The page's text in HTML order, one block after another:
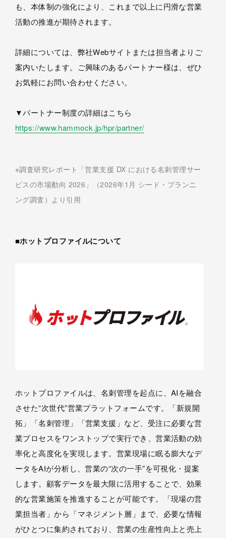
も、本体制の強化により、これまで以上に円滑な営業
活動の推進が期待されます。
詳細については、弊社Webサイトまたは担当者よりご
案内いたします。ご興味のあるパートナー様は、ぜひ
お気軽にお問い合わせください。
▼パートナー制度の詳細はこちら
https://www.hammock.jp/hpr/partner/
※調査研究レポート「営業支援 DX における名刺管理サー
ビスの市場動向 2026」（2026年1月 シード・プランニ
ング調査）より​引用
■ホットプロファイルについて
ホットプロファイルは、名刺管理を起点に、AIを融合
させた“次世代”営業プラットフォームです。「新規開
拓」「名刺管理」「営業支援」など、受注に必要な営
業プロセスをワンストップで実行でき、営業活動の効
率化と高度化を実現します。営業現場に眠る膨大なデ
ータをAIが分析し、営業の“次の一手”を可視化・提案
します。顧客データを最大限に活用することで、効果
的な営業施策を推進することが可能です。「現場の営
業担当者」から「マネジメント層」まで、必要な情報
がひとつに集約されており、営業の生産性向上と売上